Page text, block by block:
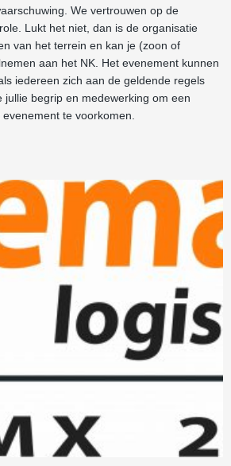
We vertrouwen op de
Lukt het niet, dan is de organisatie
van het terrein en kan je (zoon of
aan het NK. Het evenement kunnen
iedereen zich aan de geldende regels
jullie begrip en medewerking om een
te voorkomen.